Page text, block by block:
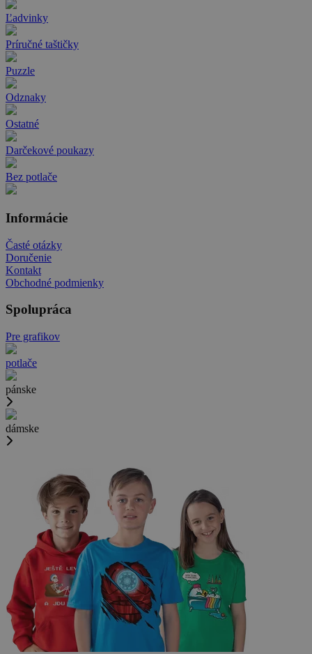
Ľadvinky
Príručné taštičky
Puzzle
Odznaky
Ostatné
Darčekové poukazy
Bez potlače
Informácie
Časté otázky
Doručenie
Kontakt
Obchodné podmienky
Spolupráca
Pre grafikov
potlače
pánske
dámske